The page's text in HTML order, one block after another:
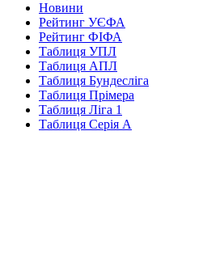
Новини
Рейтинг УЄФА
Рейтинг ФІФА
Таблиця УПЛ
Таблиця АПЛ
Таблиця Бундесліга
Таблиця Прімера
Таблиця Ліга 1
Таблиця Серія А